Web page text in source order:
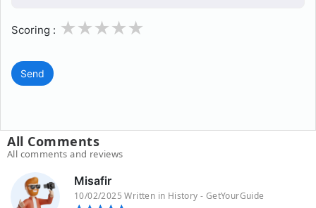
Scoring : 3
2
1
Send
All Comments
All comments and reviews
Misafir
10/02/2025 Written in History - GetYourGuide